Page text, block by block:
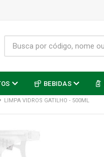
BEBIDAS
LIMPA VIDROS GATILHO - 500ML